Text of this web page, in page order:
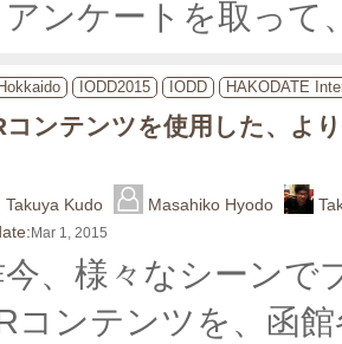
アンケートを取って
IODD2015 IODD HAKODATE
コンテンツを使用した、よ
Takuya Kudo Masahiko Hyodo
Mar 1, 2015
今、様々なシーンで
コンテンツを、函